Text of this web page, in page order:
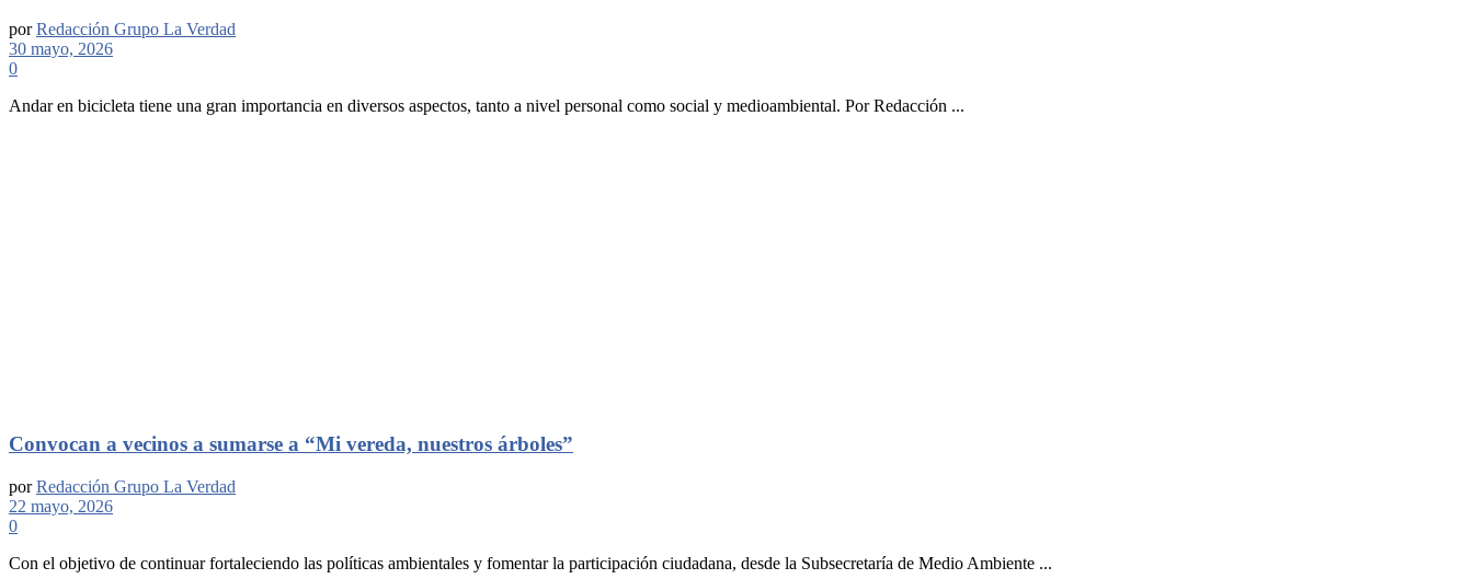
por Redacción Grupo La Verdad
30 mayo, 2026
0
Andar en bicicleta tiene una gran importancia en diversos aspectos, tanto a nivel personal como social y medioambiental. Por Redacción ...
Convocan a vecinos a sumarse a “Mi vereda, nuestros árboles”
por Redacción Grupo La Verdad
22 mayo, 2026
0
Con el objetivo de continuar fortaleciendo las políticas ambientales y fomentar la participación ciudadana, desde la Subsecretaría de Medio Ambiente ...